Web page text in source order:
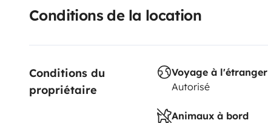
Conditions de la location
Conditions du
propriétaire
Voyage à l'étranger
Autorisé
Animaux à bord